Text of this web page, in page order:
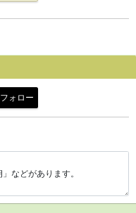
フォロー